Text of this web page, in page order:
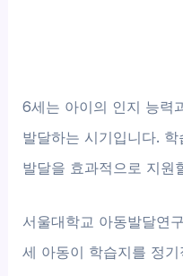
6세는 아이의 인지 능력
발달하는 시기입니다.
발달을 효과적으로 지원
서울대학교 아동발달연
세 아동이 학습지를 정